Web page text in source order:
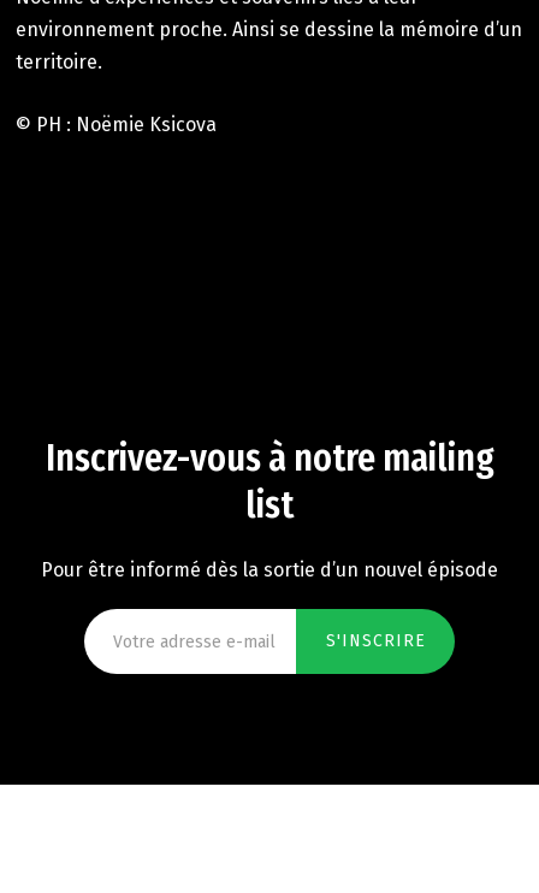
environnement proche. Ainsi se dessine la mémoire d’un
territoire.
© PH : Noëmie Ksicova
Inscrivez-vous à notre mailing
list
Pour être informé dès la sortie d’un nouvel épisode